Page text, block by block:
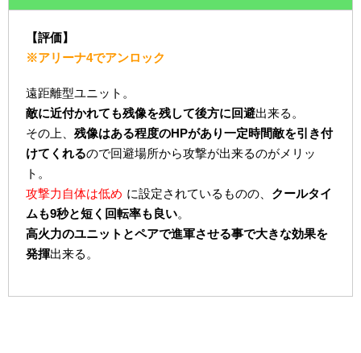
【評価】
※アリーナ4でアンロック
遠距離型ユニット。
敵に近付かれても残像を残して後方に回避出来る。
その上、残像はある程度のHPがあり一定時間敵を引き付
けてくれるので回避場所から攻撃が出来るのがメリッ
ト。
攻撃力自体は低め に設定されているものの、 クールタイ
ムも9秒と短く回転率も良い。
高火力のユニットとペアで進軍させる事で大きな効果を
発揮出来る。